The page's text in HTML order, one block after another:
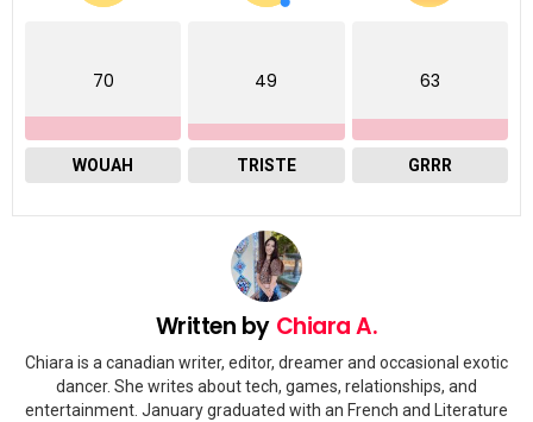
70
WOUAH
49
TRISTE
63
GRRR
Written by Chiara A.
Chiara is a canadian writer, editor, dreamer and occasional exotic
dancer. She writes about tech, games, relationships, and
entertainment. January graduated with an French and Literature